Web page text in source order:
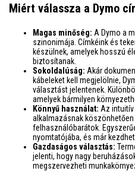
Miért válassza a Dymo
Magas minőség: A Dymo a
szinonimája. Címkéink és
készülnek, amelyek hosszú
biztosítanak.
Sokoldalúság: Akár
kábeleket kell megjelölnie,
választást jelentenek.
amelyek bármilyen
Könnyű használat: Az
alkalmazásnak
felhasználóbarátok.
nyomtatójába, és már
Gazdaságos választás:
jelenti, hogy nagy
megszervezheti